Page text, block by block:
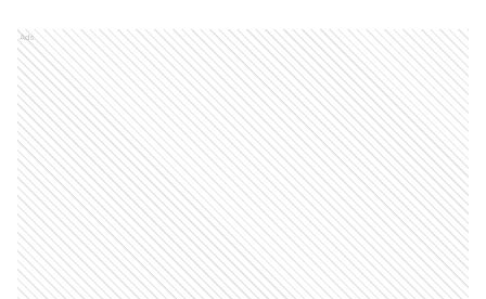
Ads